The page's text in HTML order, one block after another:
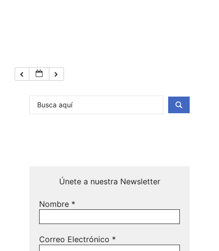
Únete a nuestra Newsletter
Nombre *
Correo Electrónico *